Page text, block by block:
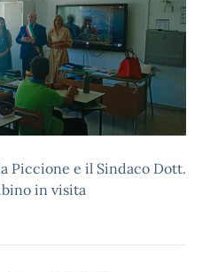
Piccione e il Sindaco Dott.
in visita